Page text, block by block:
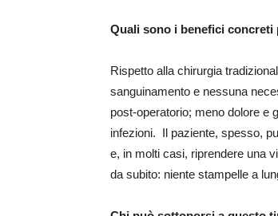
Quali sono i benefici concreti
Rispetto alla chirurgia
sanguinamento e nessuna
post-operatorio; meno dolore e
infezioni. Il paziente, spesso,
e, in molti casi, riprendere una
da subito: niente stampelle a